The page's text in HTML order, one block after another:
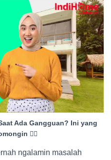
Ada Gangguan? Ini yang
😮‍💨
ngalamin masalah